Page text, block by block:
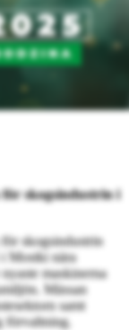
skogsindustrin i
skogsindustrin
i Mostki nära
maskinerna
Mässan
samt
förvaltning.